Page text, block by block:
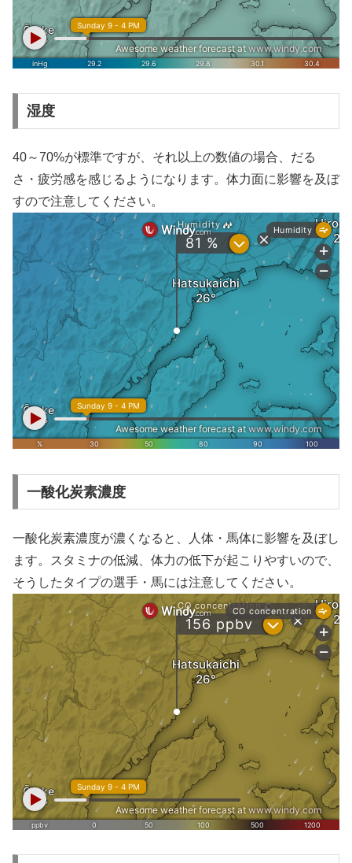
湿度
40～70%が標準ですが、それ以上の数値の場合、だる
さ・疲労感を感じるようになります。体力面に影響を及ぼ
すので注意してください。
一酸化炭素濃度
一酸化炭素濃度が濃くなると、人体・馬体に影響を及ぼし
ます。スタミナの低減、体力の低下が起こりやすいので、
そうしたタイプの選手・馬には注意してください。